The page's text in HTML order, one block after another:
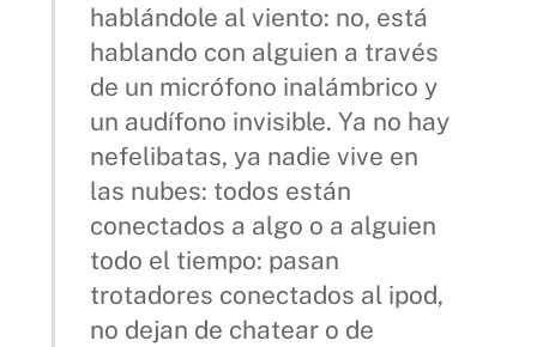
hablándole al viento: no, está
hablando con alguien a través
de un micrófono inalámbrico y
un audífono invisible. Ya no hay
nefelibatas, ya nadie vive en
las nubes: todos están
conectados a algo o a alguien
todo el tiempo: pasan
trotadores conectados al ipod,
no dejan de chatear o de